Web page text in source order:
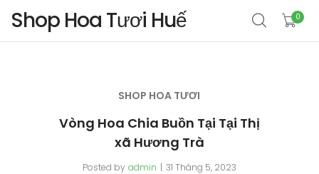
Shop Hoa Tươi Huế 0
SHOP HOA TƯƠI
Vòng Hoa Chia Buồn Tại Tại Thị
xã Hương Trà
Posted by admin 31 Tháng 5, 2023